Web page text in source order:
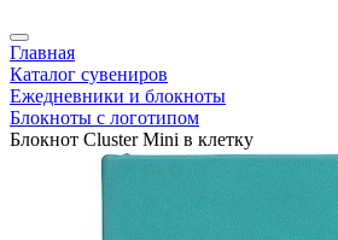
Главная
Каталог сувениров
Ежедневники и блокноты
Блокноты с логотипом
Блокнот Cluster Mini в клетку